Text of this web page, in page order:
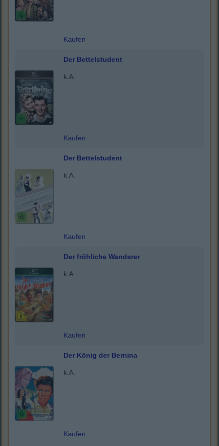
Kaufen
Der Bettelstudent
k.A.
Kaufen
Der Bettelstudent
k.A.
Kaufen
Der fröhliche Wanderer
k.A.
Kaufen
Der König der Bernina
k.A.
Kaufen